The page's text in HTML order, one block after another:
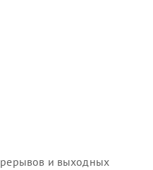
и выходных